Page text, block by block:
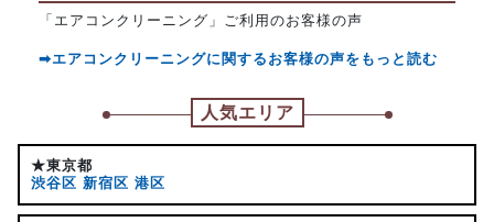
「エアコンクリーニング」ご利用のお客様の声
➡エアコンクリーニングに関するお客様の声をもっと読む
人気エリア
★東京都
渋谷区 新宿区 港区